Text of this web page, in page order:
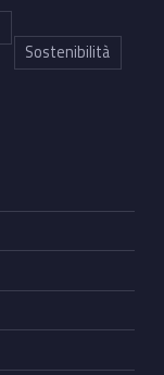
Sostenibilità